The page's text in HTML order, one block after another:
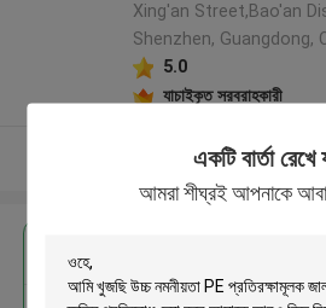
একটি বার্তা রেখে
আমরা শীঘ্রই আপনাকে
Xing'an Street,Bao'an
Shenzhen, Guangdong,
5.0
যাচাইকৃত সরবরাহকারী
আরো দেখুন